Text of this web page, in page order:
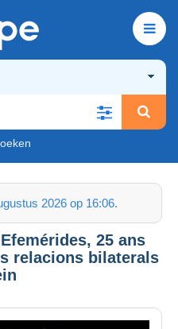
2026 op 16:06.
25 ans
relacions bilaterals